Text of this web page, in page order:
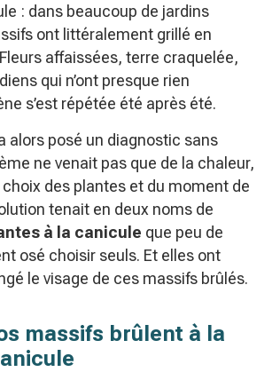
: dans beaucoup de jardins
ont littéralement grillé en
affaissées, terre craquelée,
qui n’ont presque rien
s’est répétée été après été.
alors posé un diagnostic sans
ne venait pas que de la chaleur,
des plantes et du moment de
tenait en deux noms de
à la canicule que peu de
osé choisir seuls. Et elles ont
le visage de ces massifs brûlés.
massifs brûlent à la